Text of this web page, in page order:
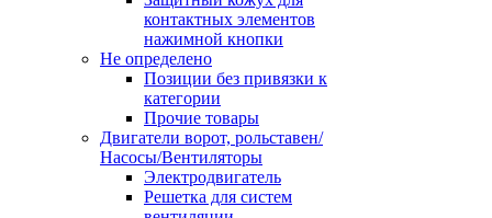
контактных элементов
нажимной кнопки
Не определено
Позиции без привязки к
категории
Прочие товары
Двигатели ворот, рольставен/
Насосы/Вентиляторы
Электродвигатель
Решетка для систем